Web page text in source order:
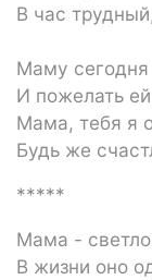
В час
Маму сегодня
И пожелать
Мама, тебя я
Будь же
*****
Мама -
В жизни оно